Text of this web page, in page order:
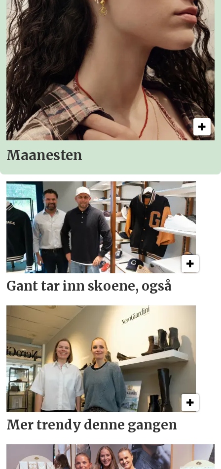
Maanesten
Gant tar inn skoene, også
Mer trendy denne gangen